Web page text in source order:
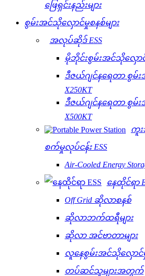
ဖြေရှင်းနည်းများ
စွမ်းအင်သိုလှောင်မှုစနစ်များ
အလုပ်ဆိုဒ် ESS
မိုဘိုင်းစွမ်းအင်သိုလှော
ဒီဇယ်ဂျင်နရေတာ စွမ်
X250KT
ဒီဇယ်ဂျင်နရေတာ စွမ်
X500KT
ကူး
စက်မှုလုပ်ငန်း ESS
Air-Cooled Energy
နေထိုင်ရာ
Off Grid ဆိုလာစနစ်
ဆိုလာဘက်ထရီများ
ဆိုလာ အင်ဗာတာများ
လူနေစွမ်းအင်သိုလှောင်မှု
တပ်ဆင်သူများအတွက်